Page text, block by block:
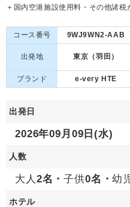
＋国内空港施設使用料・その他諸
コース番号 9WJ9WN2-AAB
出発地 東京（羽田）
ブランド
e-very HTE
出発日
2026年09月09日(水)
人数
大人 2名・子供0名・幼
ホテル